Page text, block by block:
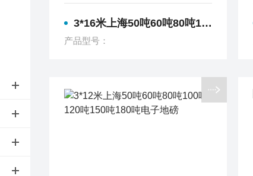
3*16米上海50吨60吨80吨100吨120吨150吨180吨电子地磅
产品型号：